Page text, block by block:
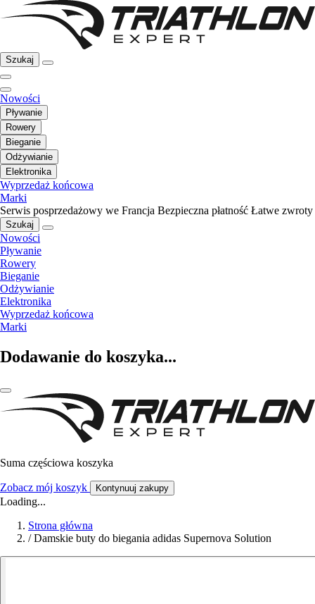
Szukaj
Nowości
Pływanie
Rowery
Bieganie
Odżywianie
Elektronika
Wyprzedaż końcowa
Marki
Serwis posprzedażowy we Francja Bezpieczna płatność Łatwe zwroty
Szukaj
Nowości
Pływanie
Rowery
Bieganie
Odżywianie
Elektronika
Wyprzedaż końcowa
Marki
Dodawanie do koszyka...
Suma częściowa koszyka
Zobacz mój koszyk Kontynuuj zakupy
Loading...
Strona główna
/ Damskie buty do biegania adidas Supernova Solution